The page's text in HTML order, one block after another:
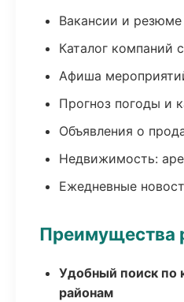
Вакансии и резюме
Каталог компаний
Афиша
Прогноз погоды и
Объявления о
Недвижимость:
Ежедневные
Преимущества
Удобный поиск по
районам